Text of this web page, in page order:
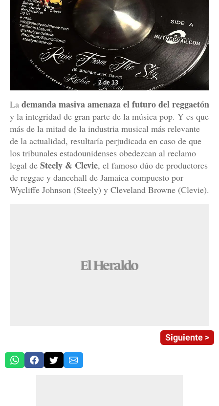
2 de 13
La demanda masiva amenaza el futuro del reggaetón
y la integridad de gran parte de la música pop. Y es que
más de la mitad de la industria musical más relevante
de la actualidad, resultaría perjudicada en caso de que
los tribunales estadounidenses obedezcan al reclamo
legal de Steely & Clevie, el famoso dúo de productores
de reggae y dancehall de Jamaica compuesto por
Wycliffe Johnson (Steely) y Cleveland Browne (Clevie).
Siguiente >